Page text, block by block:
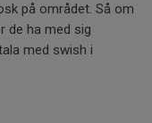
på området. Så om
de ha med sig
med swish i